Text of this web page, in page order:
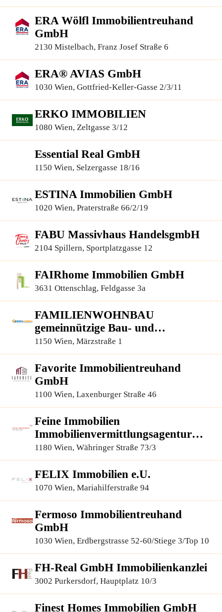
ERA Wölfl Immobilientreuhand
GmbH
2130 Mistelbach, Franz Josef Straße 6
ERA® AVIAS GmbH
1030 Wien, Gottfried-Keller-Gasse 2/3/11
ERKO IMMOBILIEN
1080 Wien, Zeltgasse 3/12
Essential Real GmbH
1150 Wien, Selzergasse 18/16
ESTINA Immobilien GmbH
1020 Wien, Praterstraße 66/2/19
FABU Massivhaus HandelsgmbH
2104 Spillern, Sportplatzgasse 12
FAIRhome Immobilien GmbH
3631 Ottenschlag, Feldgasse 3a
FAMILIENWOHNBAU
gemeinnützige Bau- und
Siedlungsges.m.b.H.
1150 Wien, Märzstraße 1
Favorite Immobilientreuhand
GmbH
1100 Wien, Laxenburger Straße 46
Feine Immobilien
Immobilienvermittlungsagentur
GmbH
1180 Wien, Währinger Straße 73/3
FELIX Immobilien e.U.
1070 Wien, Mariahilferstraße 94
Fermoso Immobilientreuhand
GmbH
1030 Wien, Erdbergstrasse 52-60/Stiege 3/Top 10
FH-Real GmbH Immobilienkanzlei
3002 Purkersdorf, Hauptplatz 10/3
Finest Homes Immobilien GmbH